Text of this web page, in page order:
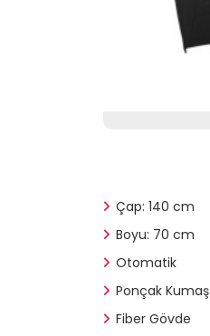
Çap: 140 cm
Boyu: 70 cm
Otomatik
Ponçak Kumaş
Fiber Gövde